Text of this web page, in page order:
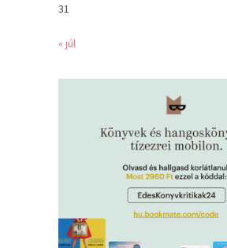
31
« júl